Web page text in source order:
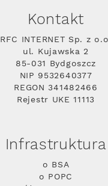
Kontakt
RFC INTERNET Sp. z
ul. Kujawska 2
85-031 Bydgoszcz
NIP 9532640377
REGON 341482466
Rejestr UKE 11113
Infrastruktura
o BSA
o POPC